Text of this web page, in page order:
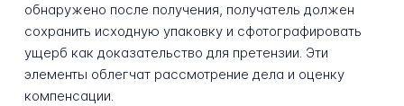
обнаружено после получения, получатель должен
сохранить исходную упаковку и сфотографировать
ущерб как доказательство для претензии. Эти
элементы облегчат рассмотрение дела и оценку
компенсации.